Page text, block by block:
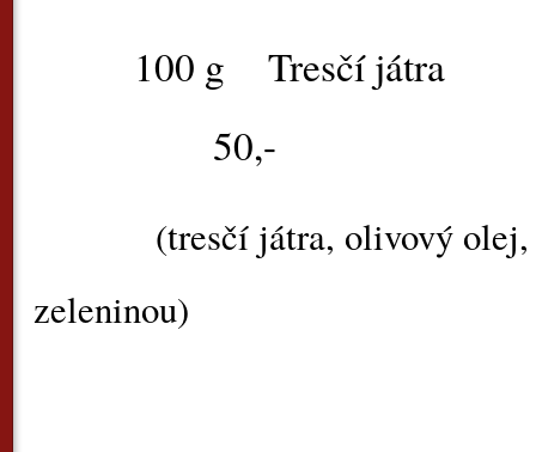
100 g
50,-
(tresčí játra, olivový
zeleninou)